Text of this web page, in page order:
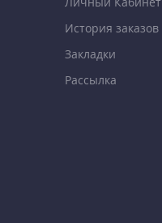
История заказов
Закладки
Рассылка